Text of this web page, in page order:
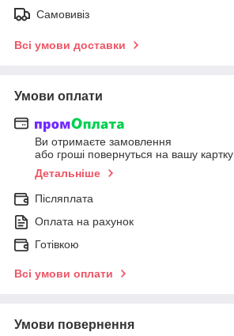
Самовивіз
Всі умови доставки
Умови оплати
Ви отримаєте замовлення
або гроші повернуться на вашу картку
Детальніше
Післяплата
Оплата на рахунок
Готівкою
Всі умови оплати
Умови повернення